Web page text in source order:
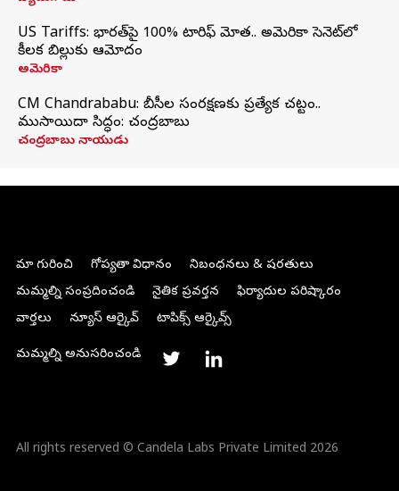
US Tariffs: భారత్‌పై 100% టారిఫ్‌ మోత.. అమెరికా సెనెట్‌లో
కీలక బిల్లుకు ఆమోదం
అమెరికా
CM Chandrababu: బీసీల సంరక్షణకు ప్రత్యేక చట్టం..
ముసాయిదా సిద్ధం: చంద్రబాబు
చంద్రబాబు నాయుడు
మా గురించి గోప్యతా విధానం
నిబంధనలు & షరతులు
మమ్మల్ని సంప్రదించండి
నైతిక ప్రవర్తన
ఫిర్యాదుల పరిష్కారం
వార్తలు
న్యూస్ ఆర్కైవ్ టాపిక్స్ ఆర్కైవ్స్
మమ్మల్ని అనుసరించండి
All rights reserved © Candela Labs Private Limited 2026